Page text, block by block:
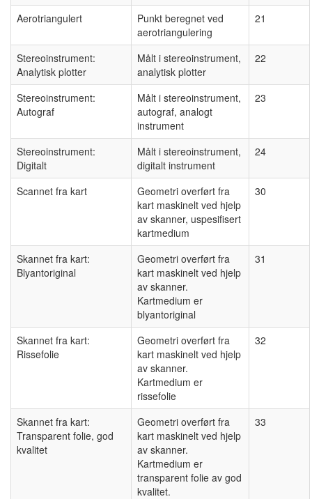
Aerotriangulert
Punkt beregnet ved
aerotriangulering
21
Stereoinstrument:
Analytisk plotter
Målt i stereoinstrument,
analytisk plotter
22
Stereoinstrument:
Autograf
Målt i stereoinstrument,
autograf, analogt
instrument
23
Stereoinstrument:
Digitalt
Målt i stereoinstrument,
digitalt instrument
24
Scannet fra kart
Geometri overført fra
kart maskinelt ved hjelp
av skanner, uspesifisert
kartmedium
30
Skannet fra kart:
Blyantoriginal
Geometri overført fra
kart maskinelt ved hjelp
av skanner.
Kartmedium er
blyantoriginal
31
Skannet fra kart:
Rissefolie
Geometri overført fra
kart maskinelt ved hjelp
av skanner.
Kartmedium er
rissefolie
32
Skannet fra kart:
Transparent folie, god
kvalitet
Geometri overført fra
kart maskinelt ved hjelp
av skanner.
Kartmedium er
transparent folie av god
kvalitet.
33